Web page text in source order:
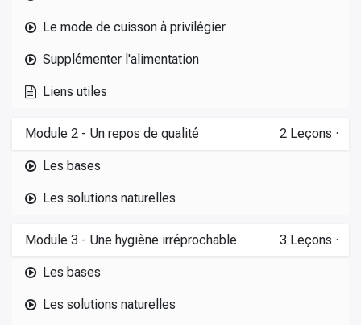
Le mode de cuisson à privilégier
Supplémenter l'alimentation
Liens utiles
Module 2 - Un repos de qualité 2 Leçons ·
Les bases
Les solutions naturelles
Module 3 - Une hygiène irréprochable 3 Leçons ·
Les bases
Les solutions naturelles